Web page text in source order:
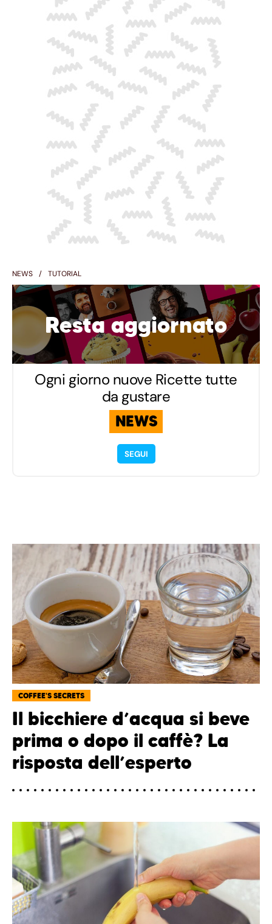
NEWS TUTORIAL
Resta aggiornato
Ogni giorno nuove Ricette tutte
da gustare
NEWS
SEGUI
COFFEE'S SECRETS
Il bicchiere d’acqua si beve
prima o dopo il caffè? La
risposta dell’esperto